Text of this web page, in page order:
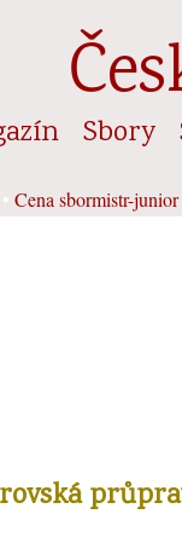
Sbory
Cena sbormistr-junior